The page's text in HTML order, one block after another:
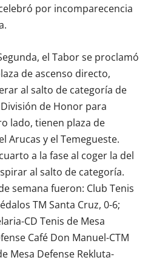
por incomparecencia
el Tabor se proclamó
de ascenso directo,
al salto de categoría de
de Honor para
lado, tienen plaza de
Arucas y el Temegueste.
a la fase al coger la del
al salto de categoría.
semana fueron: Club Tenis
TM Santa Cruz, 0-6;
CD Tenis de Mesa
Café Don Manuel-CTM
Mesa Defense Rekluta-